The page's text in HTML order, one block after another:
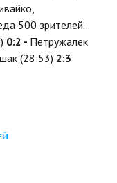
500 зрителей.
0:2 - Петружалек
(28:53) 2:3